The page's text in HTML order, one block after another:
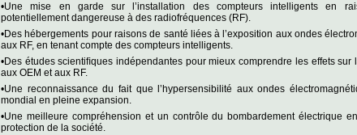
•Une mise en garde sur l’installation des compteurs intelligents en
potentiellement dangereuse à des radiofréquences (RF).
•Des hébergements pour raisons de santé liées à l’exposition aux ondes
aux RF, en tenant compte des compteurs intelligents.
•Des études scientiﬁques indépendantes pour mieux comprendre les effets sur
aux OEM et aux RF.
•Une reconnaissance du fait que l’hypersensibilité aux ondes
mondial en pleine expansion.
•Une meilleure compréhension et un contrôle du bombardement électrique
protection de la société.